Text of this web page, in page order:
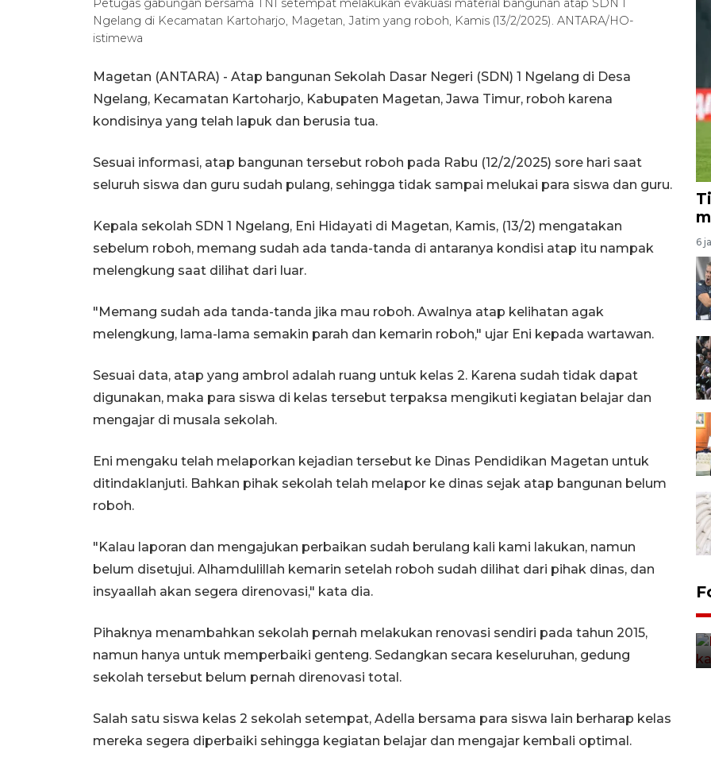
Petugas gabungan bersama TNI setempat melakukan evakuasi material bangunan atap SDN 1
Ngelang di Kecamatan Kartoharjo, Magetan, Jatim yang roboh, Kamis (13/2/2025). ANTARA/HO-
istimewa
Magetan (ANTARA) - Atap bangunan Sekolah Dasar Negeri (SDN) 1 Ngelang di Desa
Ngelang, Kecamatan Kartoharjo, Kabupaten Magetan, Jawa Timur, roboh karena
kondisinya yang telah lapuk dan berusia tua.
Sesuai informasi, atap bangunan tersebut roboh pada Rabu (12/2/2025) sore hari saat
seluruh siswa dan guru sudah pulang, sehingga tidak sampai melukai para siswa dan guru.
Kepala sekolah SDN 1 Ngelang, Eni Hidayati di Magetan, Kamis, (13/2) mengatakan
sebelum roboh, memang sudah ada tanda-tanda di antaranya kondisi atap itu nampak
melengkung saat dilihat dari luar.
"Memang sudah ada tanda-tanda jika mau roboh. Awalnya atap kelihatan agak
melengkung, lama-lama semakin parah dan kemarin roboh," ujar Eni kepada wartawan.
Sesuai data, atap yang ambrol adalah ruang untuk kelas 2. Karena sudah tidak dapat
digunakan, maka para siswa di kelas tersebut terpaksa mengikuti kegiatan belajar dan
mengajar di musala sekolah.
Eni mengaku telah melaporkan kejadian tersebut ke Dinas Pendidikan Magetan untuk
ditindaklanjuti. Bahkan pihak sekolah telah melapor ke dinas sejak atap bangunan belum
roboh.
"Kalau laporan dan mengajukan perbaikan sudah berulang kali kami lakukan, namun
belum disetujui. Alhamdulillah kemarin setelah roboh sudah dilihat dari pihak dinas, dan
insyaallah akan segera direnovasi," kata dia.
Pihaknya menambahkan sekolah pernah melakukan renovasi sendiri pada tahun 2015,
namun hanya untuk memperbaiki genteng. Sedangkan secara keseluruhan, gedung
sekolah tersebut belum pernah direnovasi total.
Salah satu siswa kelas 2 sekolah setempat, Adella bersama para siswa lain berharap kelas
mereka segera diperbaiki sehingga kegiatan belajar dan mengajar kembali optimal.
6
5 Agustus 2026 22:18